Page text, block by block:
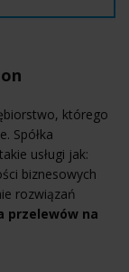
którego
Spółka
usługi jak:
biznesowych
rozwiązań
przelewów na